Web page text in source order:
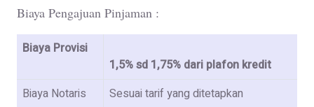
Biaya Pengajuan Pinjaman :
Biaya Provisi
1,5% sd 1,75% dari plafon kredit
Biaya Notaris
Sesuai tarif yang ditetapkan